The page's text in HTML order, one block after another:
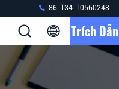
86-134-10560248
Trích Dẫn